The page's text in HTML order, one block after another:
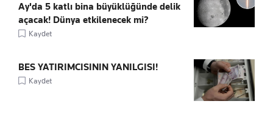
Ay'da 5 katlı bina büyüklüğünde delik
açacak! Dünya etkilenecek mi?
Kaydet
BES YATIRIMCISININ YANILGISI!
Kaydet